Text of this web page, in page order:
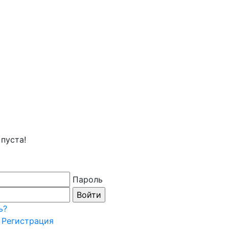
Пароль
Регистрация